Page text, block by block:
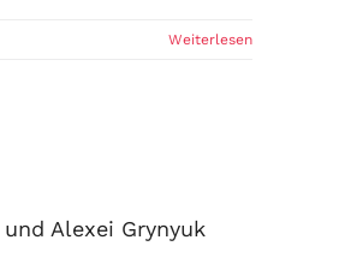
Weiterlesen
Alexei Grynyuk